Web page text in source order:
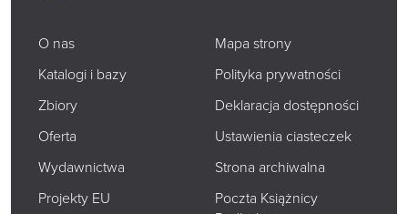
O nas
Katalogi i bazy
Zbiory
Oferta
Wydawnictwa
Projekty EU
Mapa strony
Polityka prywatności
Deklaracja dostępności
Ustawienia ciasteczek
Strona archiwalna
Poczta Książnicy